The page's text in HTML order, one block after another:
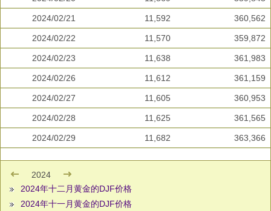
2024/02/21 11,592 360,562
2024/02/22 11,570 359,872
2024/02/23 11,638 361,983
2024/02/26 11,612 361,159
2024/02/27 11,605 360,953
2024/02/28 11,625 361,565
2024/02/29 11,682 363,366
2024
2024年十二月黄金的DJF价格
2024年十一月黄金的DJF价格